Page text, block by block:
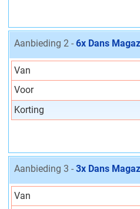
Aanbieding 2 - 6x Dans
Van
Voor
Korting
Aanbieding 3 - 3x Dans
Van